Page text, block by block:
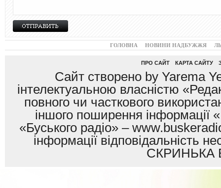
ГОЛОВНА НОВИНИ НАДБУЖЖЯ
ПРО САЙТ КАРТА САЙТУ
Сайт створено by Yarema
інтелектуальною власністю
повного чи часткового
іншого поширення інформації
«Буського радіо» –
інформації
СКРИНЬКА